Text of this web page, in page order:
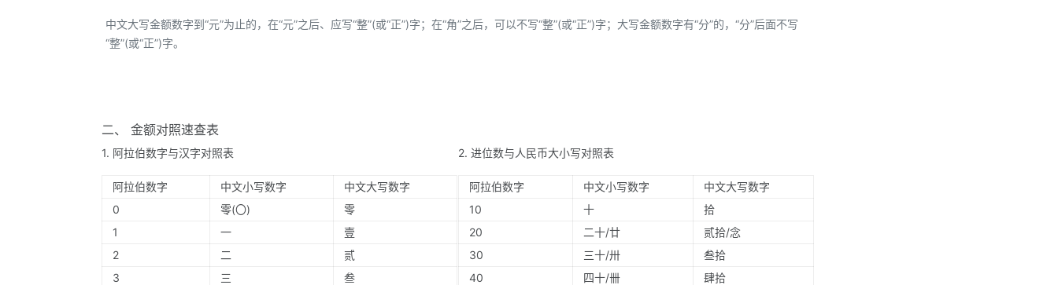
中文大写金额数字到“元”为止的，在“元”之后、应写“整”(或“正”)字；在“角”之后，可以不写“整”(或“正”)字；大写金额数字有“分”的，“分”后面不写
“整”(或“正”)字。
二、 金额对照速查表
1. 阿拉伯数字与汉字对照表
阿拉伯数字 中文小写数字
中文大写数字
0
零(〇)
零
1
一
壹
2
二
贰
3
三
叁
2. 进位数与人民币大小写对照表
阿拉伯数字 中文小写数字
中文大写数字
10
十
拾
20
二十/廿
贰拾/念
30
三十/卅
叁拾
40
四十/卌
肆拾